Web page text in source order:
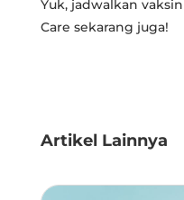
Yuk, jadwalkan
Care sekarang juga!
Artikel Lainnya